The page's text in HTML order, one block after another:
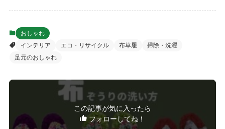
おしゃれ
インテリア
エコ・リサイクル 布草履
掃除・洗濯
足元のおしゃれ
この記事が気に入ったら
フォローしてね！